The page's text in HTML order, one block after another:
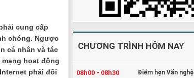
cung cấp
chóng. Ngược
cá nhân và tác
họat động
phải đối
CHƯƠNG TRÌNH HÔM NAY
08h00 - 08h30 Điểm hẹn Văn nghệ